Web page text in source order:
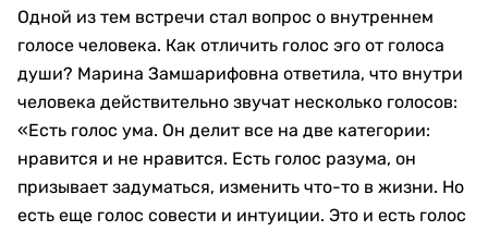
Одной из тем встречи стал вопрос о внутреннем
голосе человека. Как отличить голос эго от голоса
души? Марина Замшарифовна ответила, что внутри
человека действительно звучат несколько голосов:
«Есть голос ума. Он делит все на две категории:
нравится и не нравится. Есть голос разума, он
призывает задуматься, изменить что-то в жизни. Но
есть еще голос совести и интуиции. Это и есть голос